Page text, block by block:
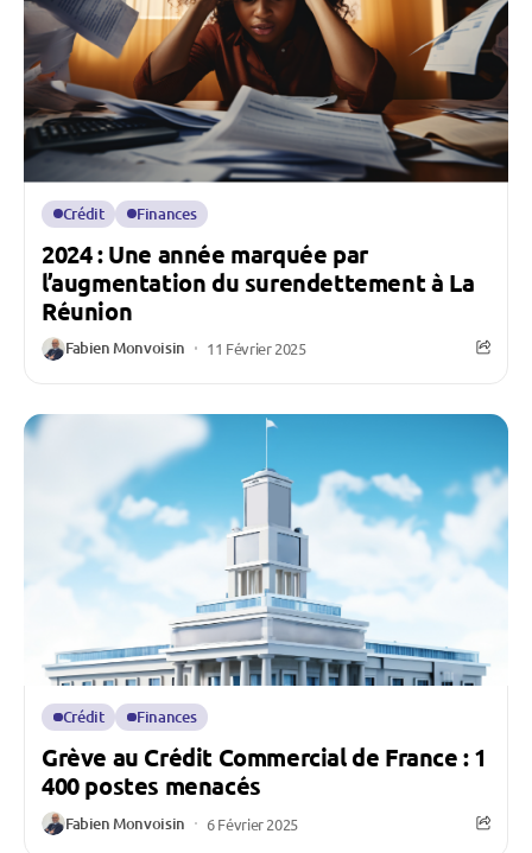
Crédit Finances
2024 : Une année marquée par
l’augmentation du surendettement à La
Réunion
Fabien Monvoisin 11 Février 2025
Crédit Finances
Grève au Crédit Commercial de France : 1
400 postes menacés
Fabien Monvoisin 6 Février 2025